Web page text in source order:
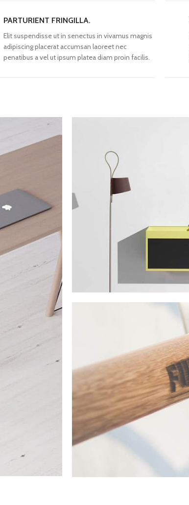
PARTURIENT FRINGILLA.
Elit suspendisse ut in senectus in vivamus magnis
adipiscing placerat accumsan laoreet nec
penatibus a vel ut ipsum platea diam proin facilis.